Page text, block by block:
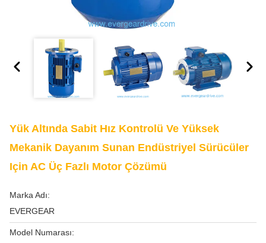
Yük Altında Sabit Hız Kontrolü Ve Yüksek
Mekanik Dayanım Sunan Endüstriyel Sürücüler
Için AC Üç Fazlı Motor Çözümü
Marka Adı:
EVERGEAR
Model Numarası: